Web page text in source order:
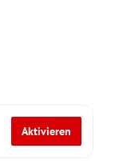
Aktivieren